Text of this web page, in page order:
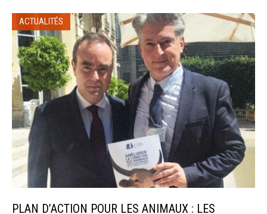
ACTUALITÉS
PLAN D’ACTION POUR LES ANIMAUX : LES